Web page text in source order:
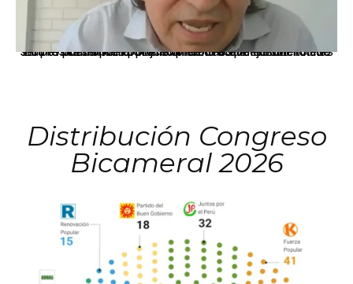
La presidenta Keiko Fujimori informó que la solicitud de indulto presentada por el expresidente Alejandro Toledo será evaluada por la Comisión de Gracias Presidenciales conforme al procedimiento establecido.
Distribución Congreso
Bicameral 2026